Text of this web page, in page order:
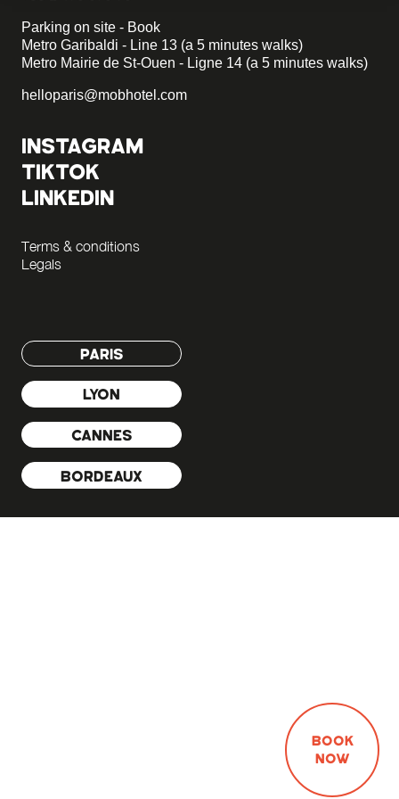
BOOK
NOW
Parking on site - Book
Metro Garibaldi - Line 13 (a 5 minutes walks)
Metro Mairie de St-Ouen - Ligne 14 (a 5 minutes walks)
helloparis@mobhotel.com
INSTAGRAM
TIKTOK
LINKEDIN
Terms & conditions
Legals
PARIS
LYON
CANNES
BORDEAUX